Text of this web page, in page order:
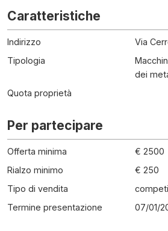
Caratteristiche
Indirizzo
Via
Tipologia
dei
Quota proprietà
Per partecipare
Offerta minima
€ 2500
Rialzo minimo
€ 250
Tipo di vendita
Termine presentazione
07/01/